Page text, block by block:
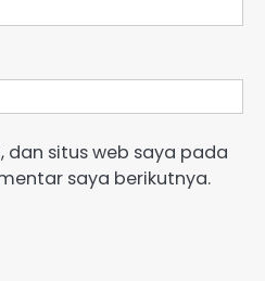
dan situs web saya pada
saya berikutnya.